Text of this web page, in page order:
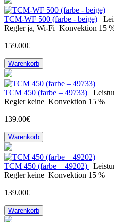
TCM-WF 500 (farbe - beige)
Regler ja, Wi-Fi Konvektion 15
159.00€
Warenkorb
ТСМ 450 (farbe – 49733)
Regler keine Konvektion 15 %
139.00€
Warenkorb
ТСМ 450 (farbe – 49202)
Regler keine Konvektion 15 %
139.00€
Warenkorb